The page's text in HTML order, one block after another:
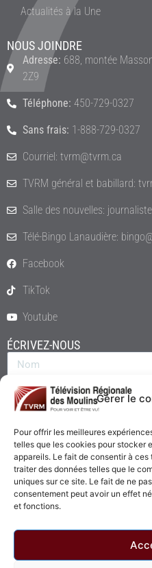
Gérer le
Pour offrir les meilleures
telles que les cookies pour stocker
appareils. Le fait de consentir à
traiter des données telles que le
uniques sur ce site. Le fait de ne
consentement peut avoir un effet
et fonctions.
Actualités à la Une
NOUS JOINDRE
Adresse: 688, montée
2Z9
Téléphone: 450-729-0327
Sans frais: 1-888-729-0327
Courriel: tvrm@tvrm.ca
TVRM général et babillard:
Salle des nouvelles:
Télé-Bingo Lanaudière:
Facebook
TikTok
Youtube
ÉCRIVEZ-NOUS